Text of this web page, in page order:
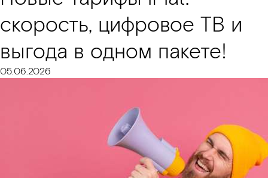
скорость, цифровое ТВ и
выгода в одном пакете!
05.06.2026